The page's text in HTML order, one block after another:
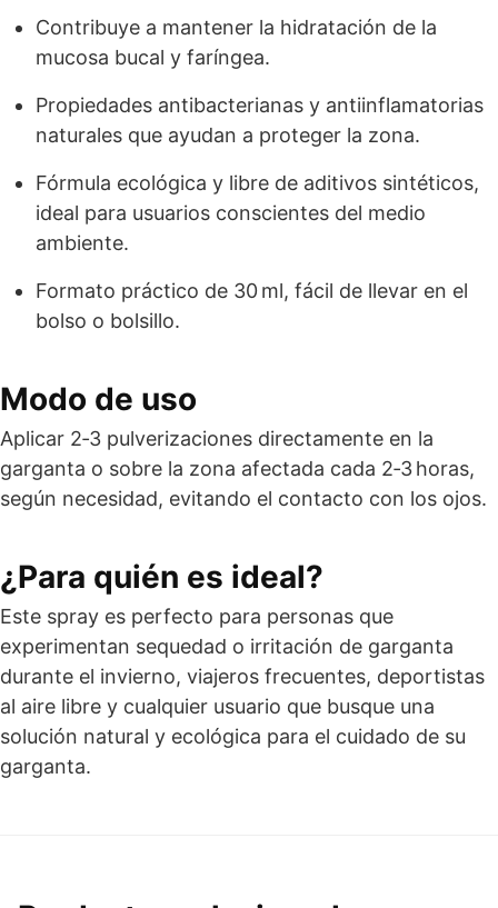
Contribuye a mantener la hidratación de la
mucosa bucal y faríngea.
Propiedades antibacterianas y antiinflamatorias
naturales que ayudan a proteger la zona.
Fórmula ecológica y libre de aditivos sintéticos,
ideal para usuarios conscientes del medio
ambiente.
Formato práctico de 30 ml, fácil de llevar en el
bolso o bolsillo.
Modo de uso
Aplicar 2‑3 pulverizaciones directamente en la
garganta o sobre la zona afectada cada 2‑3 horas,
según necesidad, evitando el contacto con los ojos.
¿Para quién es ideal?
Este spray es perfecto para personas que
experimentan sequedad o irritación de garganta
durante el invierno, viajeros frecuentes, deportistas
al aire libre y cualquier usuario que busque una
solución natural y ecológica para el cuidado de su
garganta.